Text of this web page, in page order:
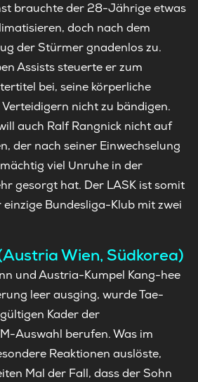
brauchte der 28-Jährige etwas
doch nach dem
der Stürmer gnadenlos zu.
Assists steuerte er zum
bei, seine körperliche
nicht zu bändigen.
auch Ralf Rangnick nicht auf
der nach seiner Einwechselung
viel Unruhe in der
gesorgt hat. Der LASK ist somit
Bundesliga-Klub mit zwei
Wien, Südkorea)
und Austria-Kumpel Kang-hee
leer ausging, wurde Tae-
Kader der
Auswahl berufen. Was im
Reaktionen auslöste,
Mal der Fall, dass der Sohn